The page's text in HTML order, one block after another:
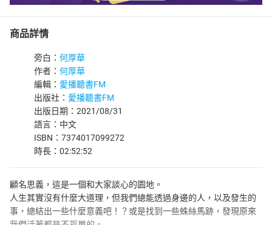
商品詳情
旁白： 何厚華
作者： 何厚華
編輯： 愛播聽書FM
出版社： 愛播聽書FM
出版日期：2021/08/31
語言：中文
ISBN：7374017099272
時長：02:52:52
顧名思義，這是一個和大家談心的園地。
人生其實沒有什麼大道理，但我們總能透過身邊的人，以及發生的
事，總結出一些什麼意義吧！？或是找到一些蛛絲馬跡，發現原來